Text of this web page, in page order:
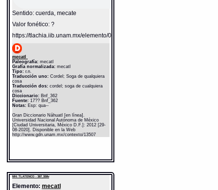
Sentido: cuerda, mecate
Valor fonético: ?
https://tlachia.iib.unam.mx/elemento/05.11.03
mecatl
Paleografía:mecatl
Grafía normalizada:mecatl
Tipo:r.n.
Traducción uno:Cordel; Soga de qualquiera
cosa
Traducción dos:cordel; soga de cualquiera
cosa
Diccionario: Bnf_362
Fuente:17?? Bnf_362
Notas:Esp: qua--
Gran Diccionario Náhuatl [en línea].
Universidad Nacional Autónoma de México
[Ciudad Universitaria, México D.F.]: 2012 [29-
08-2020]. Disponible en la Web
http://www.gdn.unam.mx/contexto/13507
MH: TLATENCO - 387_558v
Elemento: mecatl